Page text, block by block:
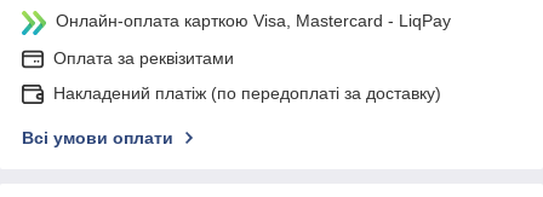
Онлайн-оплата карткою Visa, Mastercard - LiqPay
Оплата за реквізитами
Накладений платіж (по передоплаті за доставку)
Всі умови оплати